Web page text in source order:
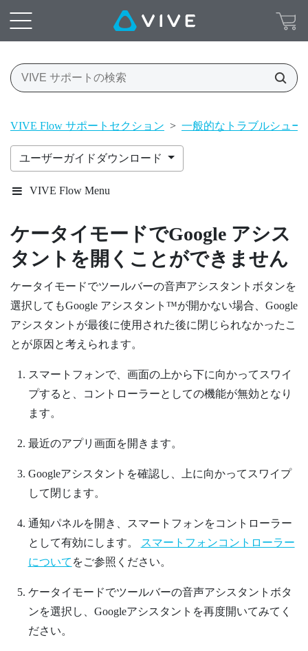
VIVE Flow サポートセクション > 一般的なトラブルシュー
ユーザーガイドダウンロード
VIVE Flow Menu
ケータイモードでGoogle アシス
タント を開くことができません
ケータイモードでツールバーの音声アシスタントボタンを
選択してもGoogle アシスタント™が開かない場合、Google
アシスタントが最後に使用された後に閉じられなかったこ
とが原因と考えられます。
スマートフォンで、画面の上から下に向かってスワイ
プすると、コントローラーとしての機能が無効となり
ます。
最近のアプリ画面を開きます。
Googleアシスタントを確認し、上に向かってスワイプ
して閉じます。
通知パネルを開き、スマートフォンをコントローラー
として有効にします。
スマートフォンコントローラー
について をご参照ください。
ケータイモードでツールバーの音声アシスタントボタ
ンを選択し、Googleアシスタントを再度開いてみてく
ださい。